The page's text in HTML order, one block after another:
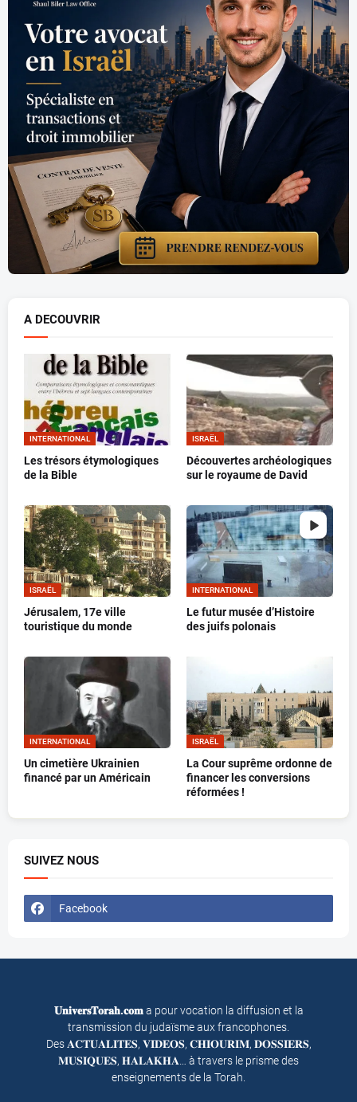
A DECOUVRIR
INTERNATIONAL
Les trésors étymologiques
de la Bible
ISRAËL
Découvertes archéologiques
sur le royaume de David
ISRAËL
Jérusalem, 17e ville
touristique du monde
INTERNATIONAL
Le futur musée d’Histoire
des juifs polonais
INTERNATIONAL
Un cimetière Ukrainien
financé par un Américain
ISRAËL
La Cour suprême ordonne de
financer les conversions
réformées !
SUIVEZ NOUS
Facebook
𝐔𝐧𝐢𝐯𝐞𝐫𝐬𝐓𝐨𝐫𝐚𝐡.𝐜𝐨𝐦a pour vocation la diffusion et la
transmission du judaïsme aux francophones.
Des 𝐀𝐂𝐓𝐔𝐀𝐋𝐈𝐓𝐄𝐒, 𝐕𝐈𝐃𝐄𝐎𝐒, 𝐂𝐇𝐈𝐎𝐔𝐑𝐈𝐌, 𝐃𝐎𝐒𝐒𝐈𝐄𝐑𝐒,
𝐌𝐔𝐒𝐈𝐐𝐔𝐄𝐒, 𝐇𝐀𝐋𝐀𝐊𝐇𝐀… à travers le prisme des
enseignements de la Torah.